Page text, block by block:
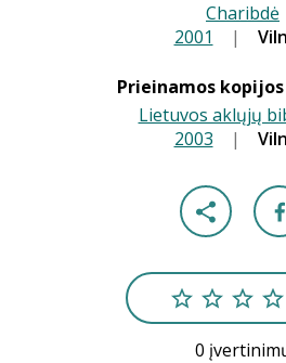
Charibdė
2001 |
Prieinamos
Lietuvos aklųjų
2003 |
0